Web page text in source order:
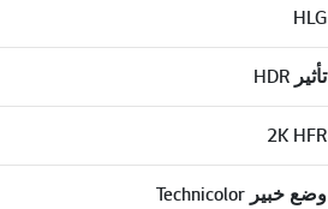
HLG
تأثير HDR
2K HFR
وضع خبير Technicolor